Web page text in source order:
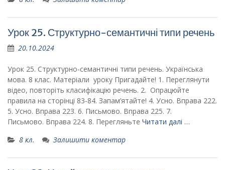
Урок 25. Структурно-семантичні типи речень
20.10.2024
Урок 25. Структурно-семантичні типи речень. Українська
мова. 8 клас. Матеріали уроку Пригадайте! 1. Переглянути
відео, повторіть класифікацію речень. 2. Опрацюйте
правила на сторінці 83-84. Запам’ятайте! 4. Усно. Вправа 222.
5. Усно. Вправа 223. 6. Письмово. Вправа 225. 7.
Письмово. Вправа 224. 8. Перегляньте Читати далі …
8 кл.
Залишити коментар